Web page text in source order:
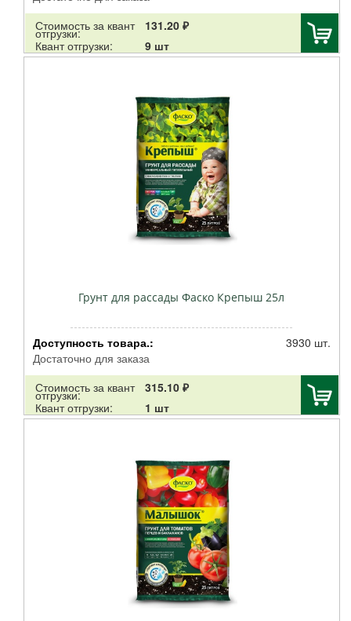
MILTON
Баркинвуд
Альтернатива
Ярмарка Тверь
Файбер Фэмили
Ортон
Эра
Грин Эпл
Доктор Робик
Добрая сила
Салина Трейд
Шашлык-машлык
НУТРИТЕХ МИНИ
ДокторГрин
Стоимость за квант
отгрузки:
131.20 ₽
Квант отгрузки:
9 шт
Грунт для рассады Фаско Крепыш 25л
Доступность товара.:
Достаточно для заказа
3930 шт.
Стоимость за квант
отгрузки:
315.10 ₽
Квант отгрузки:
1 шт